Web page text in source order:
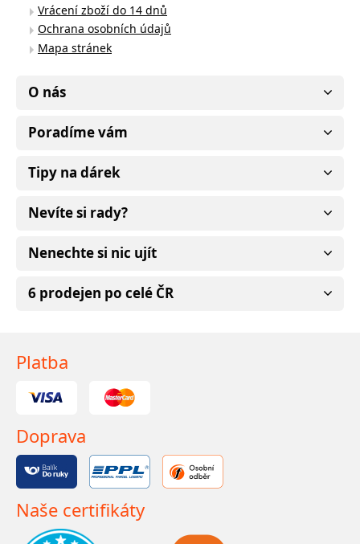
Vrácení zboží do 14 dnů
Ochrana osobních údajů
Mapa stránek
O nás
Poradíme vám
Tipy na dárek
Nevíte si rady?
Nenechte si nic ujít
6 prodejen po celé ČR
Platba
Doprava
Naše certifikáty